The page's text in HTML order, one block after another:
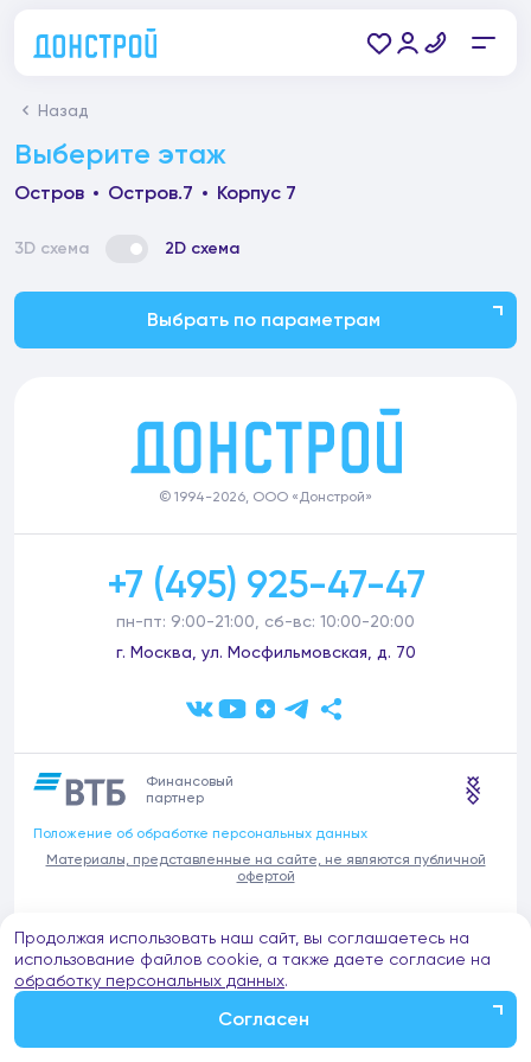
Назад
Выберите этаж
3D схема 2D схема
Выбрать по параметрам
Остров Остров.7 Корпус 7
© 1994-2026, ООО «Донстрой»
+7 (495) 925-47-47
пн-пт: 9:00-21:00, сб-вс: 10:00-20:00
г. Москва, ул. Мосфильмовская, д. 70
Финансовый
партнер
Положение об обработке персональных данных
Материалы, представленные на сайте, не являются публичной
офертой
имени компании Донстрой (проведения ремонтов, продажи
отделочных материалов и т.п.), обращаем внимание на то, что
компания Донстрой не оказывает таких услуг, не имеет
представительств такого профиля и не обращается к частным
Продолжая использовать наш сайт, вы соглашаетесь на
использование файлов cookie, а также даете согласие на
обработку персональных данных.
Согласен